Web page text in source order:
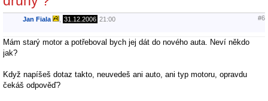
Jan Fiala 31.12.2006 21:00 #6
Mám starý motor a potřeboval bych jej dát do nového auta. Neví někdo
jak?
Když napíšeš dotaz takto, neuvedeš ani auto, ani typ motoru, opravdu
čekáš odpověď?